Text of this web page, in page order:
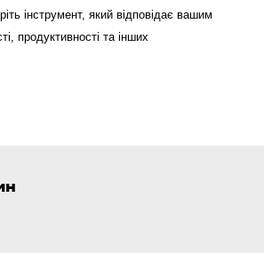
інструмент, який відповідає вашим
продуктивності та інших